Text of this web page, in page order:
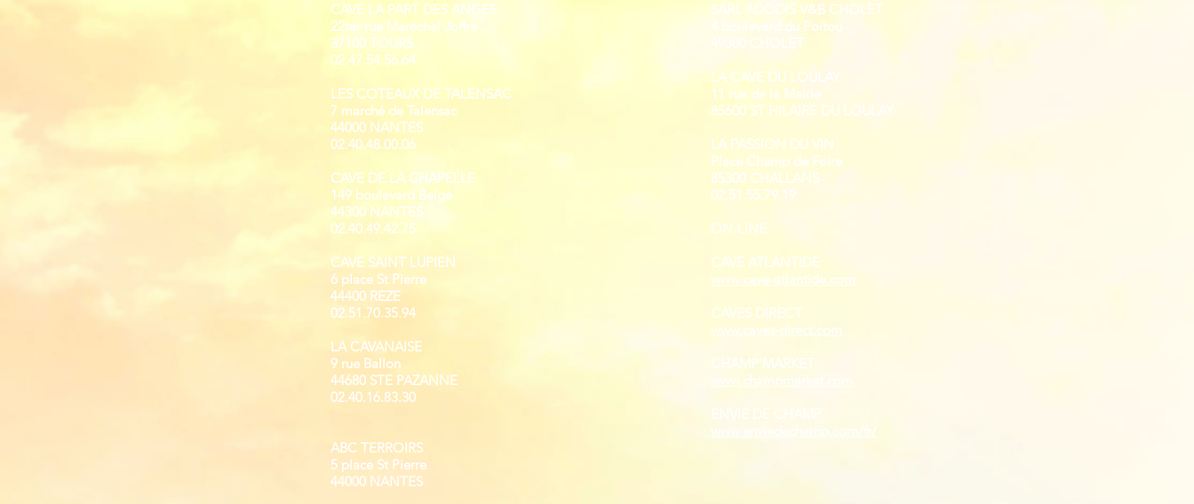
CAVE LA PART DES ANGES
22ter rue Maréchal Joffre
37100 TOURS
02.47.54.56.64
LES COTEAUX DE TALENSAC
7 marché de Talensac
44000 NANTES
02.40.48.00.06
CAVE DE LA CHAPELLE
149 boulevard Belge
44300 NANTES
02.40.49.42.75
CAVE SAINT LUPIEN
6 place St Pierre
44400 REZE
02.51.70.35.94
LA CAVANAISE
9 rue Ballon
44680 STE PAZANNE
02.40.16.83.30
ABC TERROIRS
5 place St Pierre
44000 NANTES
SARL ADODIS V&B CHOLET
4 boulevard du Poitou
49300 CHOLET
LA CAVE DU LOULAY
11 rue de la Mairie
85600 ST HILAIRE DU LOULAY
LA PASSION DU VIN
Place Champ de Foire
85300 CHALLANS
02.51.55.79.19
ON-LINE
CAVE ATLANTIDE
www.cave-atlantide.com
CAVES DIRECT
www.caves-direct.com
CHAMP'MARKET
www.champmarket.com
ENVIE DE CHAMP
www.enviedechamp.com/fr/